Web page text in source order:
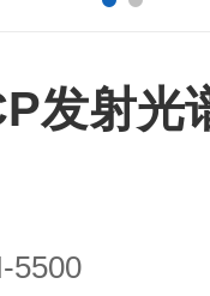
发射光
5500